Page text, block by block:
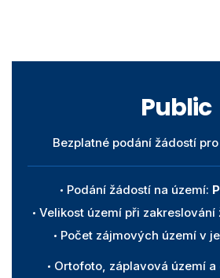
Public
Bezplatné podání žádostí
Podání žádostí na území:
Velikost území při zakreslování
Počet zájmových území v
Ortofoto, záplavová území a